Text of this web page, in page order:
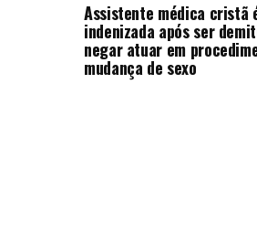
Assistente médica cristã
indenizada após ser
negar atuar em
mudança de sexo